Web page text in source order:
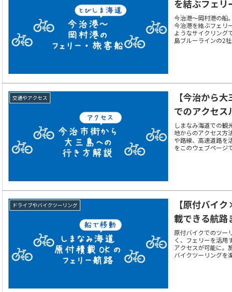
を結ぶフェリ
今治港～岡村港の船
今治港を結ぶフェリ
ようなサイクリング
島ブルーラインの2
交通やアクセス
【今治から
でのアクセス
しまなみ海道での観
地からのアクセス方
や路線、高速道路を
をこのウェブページ
ドライブやバイクツーリング
【原付バイ
載できる航路
原付バイクでのツー
く、フェリーを活用
アクセスが可能に。
バイクツーリングを